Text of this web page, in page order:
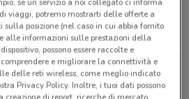
175/A/B/C Roma
15/23 Roma
viaggi, potremo mostrarti delle offerte a
posizione (nel caso in cui abbia fornito
alle informazioni sulle prestazioni della
possono essere raccolte e
e migliorare la connettività e
delle reti wireless, come meglio indicato
Privacy Policy. Inoltre, i tuoi dati possono